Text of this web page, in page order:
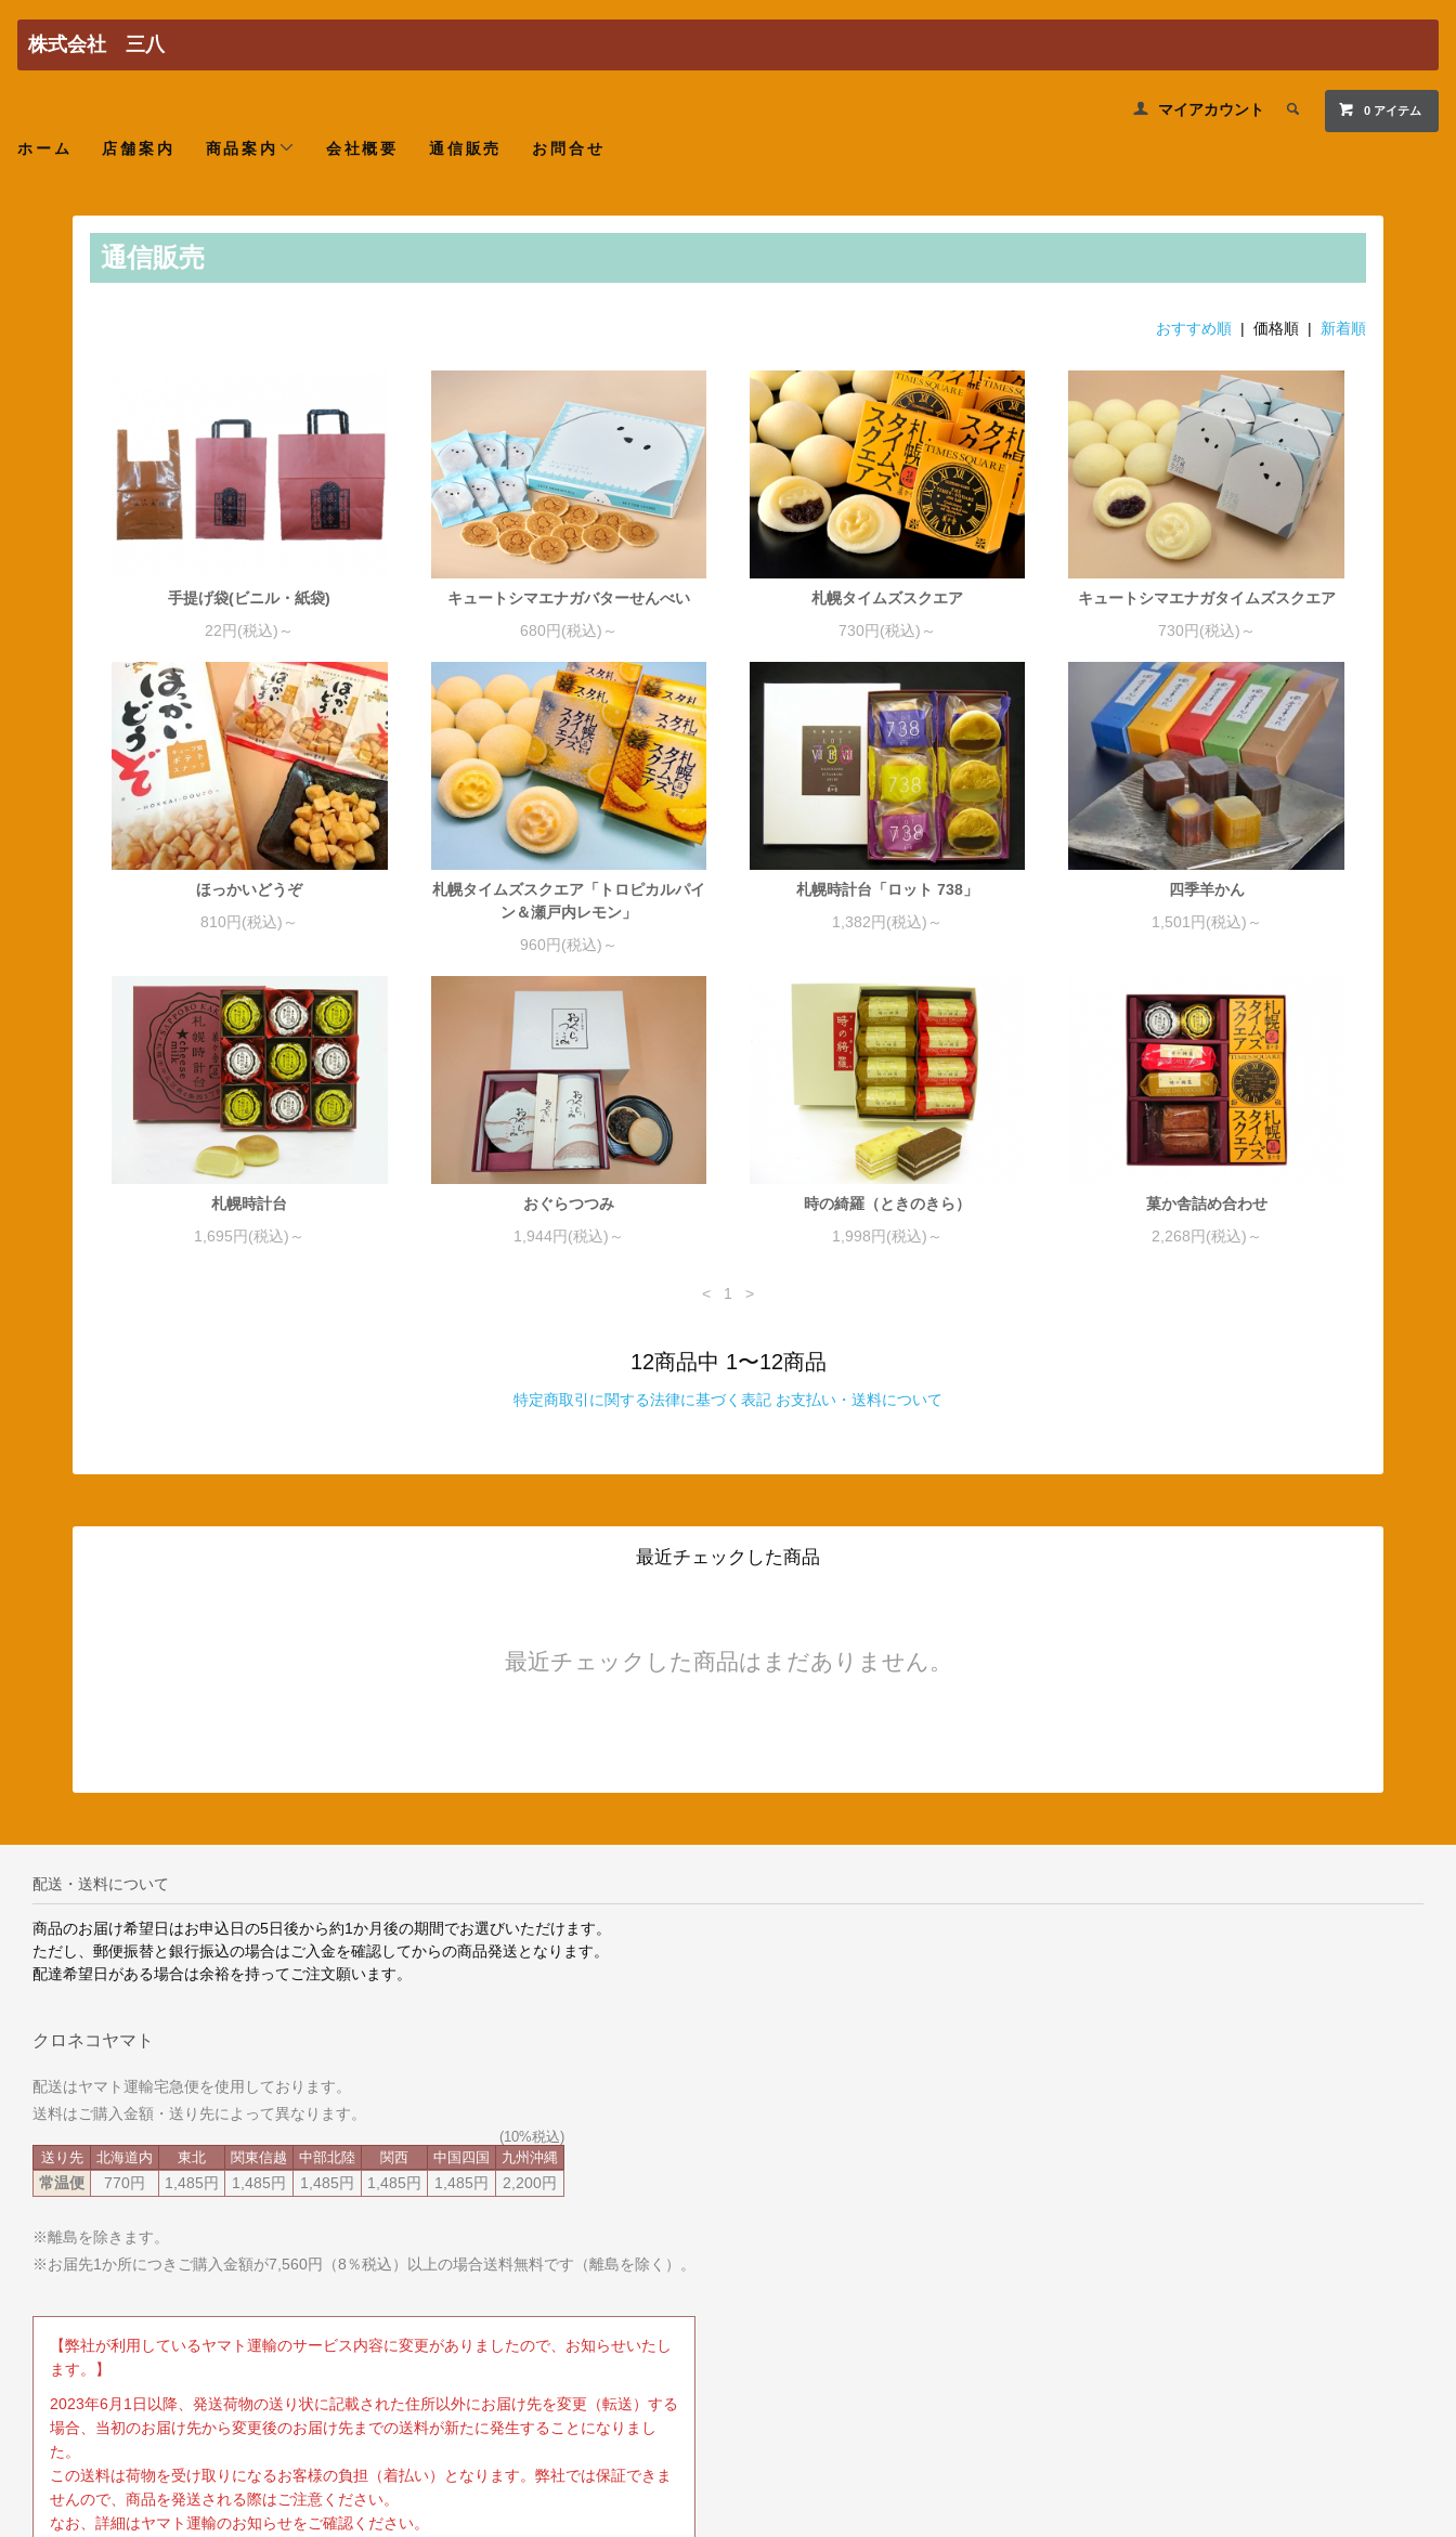
株式会社 三八
マイアカウント 0 アイテム
ホーム 店舗案内 商品案内 会社概要 通信販売 お問合せ
通信販売
おすすめ順| 価格順 | 新着順
手提げ袋(ビニル・紙袋)
22円(税込)～
キュートシマエナガバターせんべい
680円(税込)～
札幌タイムズスクエア
730円(税込)～
キュートシマエナガタイムズスクエア
730円(税込)～
ほっかいどうぞ
810円(税込)～
札幌タイムズスクエア「トロピカルパイ
ン＆瀬戸内レモン」
960円(税込)～
札幌時計台「ロット 738」
1,382円(税込)～
四季羊かん
1,501円(税込)～
札幌時計台
1,695円(税込)～
おぐらつつみ
1,944円(税込)～
時の綺羅（ときのきら）
1,998円(税込)～
菓か舎詰め合わせ
2,268円(税込)～
< 1 >
12商品中 1〜12商品
特定商取引に関する法律に基づく表記 お支払い・送料について
最近チェックした商品
最近チェックした商品はまだありません。
配送・送料について
商品のお届け希望日はお申込日の5日後から約1か月後の期間でお選びいただけます。
ただし、郵便振替と銀行振込の場合はご入金を確認してからの商品発送となります。
配達希望日がある場合は余裕を持ってご注文願います。
クロネコヤマト
配送はヤマト運輸宅急便を使用しております。
送料はご購入金額・送り先によって異なります。
送り先 北海道内 東北 関東信越 中部北陸 関西 中国 四国 九州 沖縄
常温便 770円 1,485円 1,485円 1,485円 1,485円 1,485円 2,200円
※離島を除きます。
※お届先1か所につきご購入金額が7,560円（8％税込）以上の場合送料無料です（離島を除く）。
【弊社が利用しているヤマト運輸のサービス内容に変更がありましたので、お知らせいたし
ます。】
2023年6月1日以降、発送荷物の送り状に記載された住所以外にお届け先を変更（転送）する
場合、当初のお届け先から変更後のお届け先までの送料が新たに発生することになりまし
た。
この送料は荷物を受け取りになるお客様の負担（着払い）となります。弊社では保証できま
せんので、商品を発送される際はご注意ください。
なお、詳細はヤマト運輸のお知らせをご確認ください。